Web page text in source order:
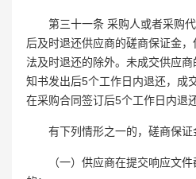
第三十一条 采购人或者采购
后及时退还供应商的磋商保证金
法及时退还的除外。未成交供应
知书发出后5个工作日内退还，成
在采购合同签订后5个工作日内退还
有下列情形之一的，磋商保证
（一）供应商在提交响应文